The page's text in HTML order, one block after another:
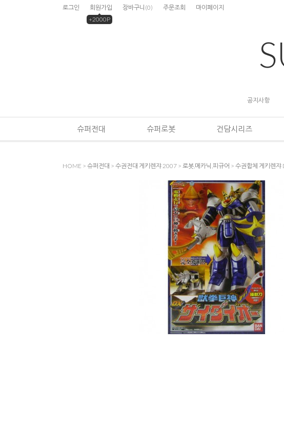
로그인
회원가입
+2000P
장바구니 (0) 주문조회 마이페이지
공지사항
슈퍼전대 슈퍼로봇 건담시리즈
HOME > 슈퍼전대 > 수권전대 게키렌쟈 2007 > 로봇,메카닉,피규어 > 수권합체 게키렌